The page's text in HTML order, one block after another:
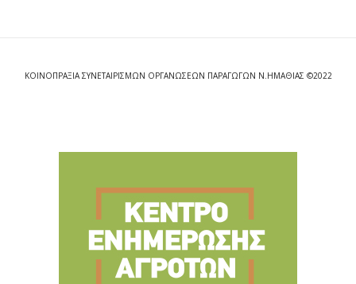
ΚΟΙΝΟΠΡΑΞΙΑ ΣΥΝΕΤΑΙΡΙΣΜΩΝ ΟΡΓΑΝΩΣΕΩΝ ΠΑΡΑΓΩΓΩΝ Ν.ΗΜΑΘΙΑΣ ©2022